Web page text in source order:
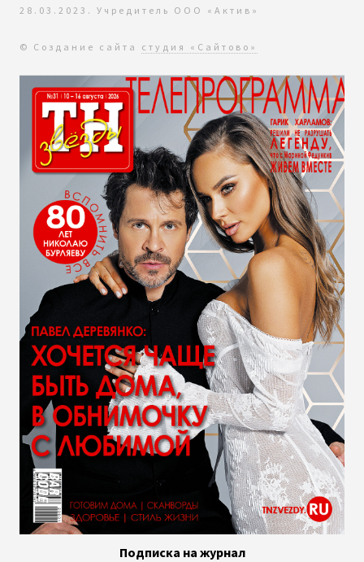
28.03.2023. Учредитель ООО «Актив»
© Создание сайта студия «Сайтово»
Подписка на журнал